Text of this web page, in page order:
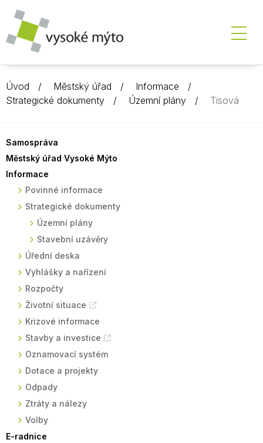
Úvod Městský úřad
Informace
Strategické dokumenty
Územní plány Tisová
Samospráva
Městský úřad Vysoké Mýto
Informace
Povinné informace
Strategické dokumenty
Územní plány
Stavební uzávěry
Úřední deska
Vyhlášky a nařízení
Rozpočty
Životní situace
Krizové informace
Stavby a investice
Oznamovací systém
Dotace a projekty
Odpady
Ztráty a nálezy
Volby
E-radnice